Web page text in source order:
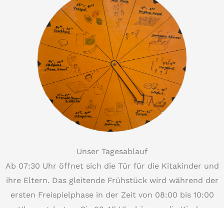
Unser Tagesablauf
Ab 07:30 Uhr öffnet sich die Tür für die Kitakinder und
ihre Eltern. Das gleitende Frühstück wird während der
ersten Freispielphase in der Zeit von 08:00 bis 10:00